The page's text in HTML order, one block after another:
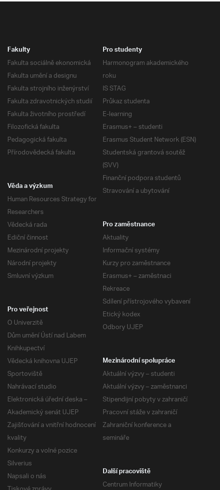
Fakulty
Fakulta sociálně ekonomická
Fakulta umění a designu
Fakulta strojního inženýrství
Fakulta zdravotnických studií
Fakulta životního prostředí
Filozofická fakulta
Pedagogická fakulta
Přírodovědecká fakulta
Pro studenty
Harmonogram akademického
roku
IS STAG
Průkaz studenta
E-learning
Erasmus+ – studenti
Erasmus Student Network (ESN)
Studentská grantová soutěž
(SVV)
Finanční podpora studentů
Stravování a ubytování
Věda a výzkum
Human Resources Strategy for
Researchers
Vědecká rada
Ediční činnost
Mezinárodní projekty
Národní projekty
Smluvní výzkum
Pro zaměstnance
Aktuality
Informační systémy
Kurzy pro zaměstnance
Erasmus+ – zaměstnaci
Rekreace
Sdílení přístrojového vybavení
Etický kodex
Odbory UJEP
Pro veřejnost
O Univerzitě
Dům umění Ústí nad Labem
Knihkupectví
Vědecká knihovna UJEP
Sportoviště
Nahrávací studio
Elektronická úřední deska –
Akademický senát UJEP
Zajišťování a vnitřní hodnocení
kvality
Konkurzy a volné pozice
Silverius
Napsali o nás
Mezinárodní spolupráce
Aktuální výzvy – studenti
Aktuální výzvy – zaměstnanci
Stipendijní pobyty v zahraničí
Pracovní stáže v zahraničí
Zahraniční konference a
semináře
Další pracoviště
Centrum Informatiky